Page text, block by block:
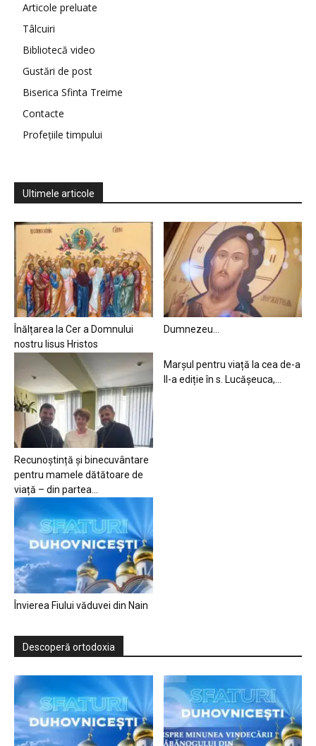
Articole preluate
Tâlcuiri
Bibliotecă video
Gustări de post
Biserica Sfinta Treime
Contacte
Profețiile timpului
Ultimele articole
Înălțarea la Cer a Domnului
nostru Iisus Hristos
Dumnezeu…
Recunoștință și binecuvântare
pentru mamele dătătoare de
viață – din partea...
Marșul pentru viață la cea de-a
II-a ediție în s. Lucășeuca,...
Învierea Fiului văduvei din Nain
Descoperă ortodoxia